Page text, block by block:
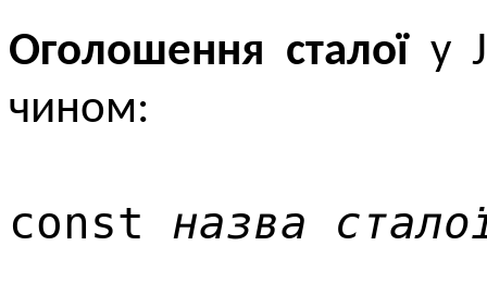
Оголошення сталоїу
чином:
const назва